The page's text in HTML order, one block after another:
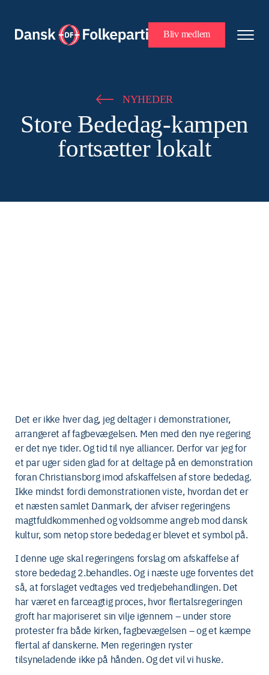
Bliv medlem
NYHEDER
Store Bededag-kampen
fortsætter lokalt
Det er ikke hver dag, jeg deltager i demonstrationer,
arrangeret af fagbevægelsen. Men med den nye regering
er det nye tider. Og tid til nye alliancer. Derfor var jeg for
et par uger siden glad for at deltage på en demonstration
foran Christiansborg imod afskaffelsen af store bededag.
Ikke mindst fordi demonstrationen viste, hvordan det er
et næsten samlet Danmark, der afviser regeringens
magtfuldkommenhed og voldsomme angreb mod dansk
kultur, som netop store bededag er blevet et symbol på.
I denne uge skal regeringens forslag om afskaffelse af
store bededag 2.behandles. Og i næste uge forventes det
så, at forslaget vedtages ved tredjebehandlingen. Det
har været en farceagtig proces, hvor flertalsregeringen
groft har majoriseret sin vilje igennem – under store
protester fra både kirken, fagbevægelsen – og et kæmpe
flertal af danskerne. Men regeringen ryster
tilsyneladende ikke på hånden. Og det vil vi huske.